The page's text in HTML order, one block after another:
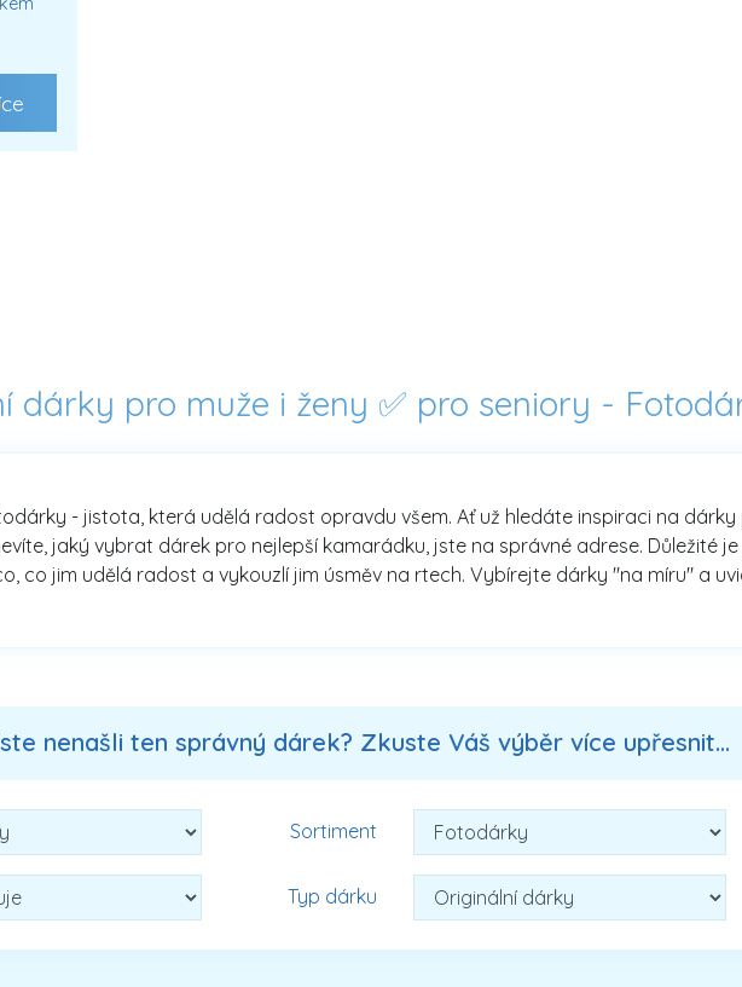
dárky pro muže i ženy ✅ pro seniory -
- jistota, která udělá radost opravdu všem. Ať už hledáte inspiraci na
jaký vybrat dárek pro nejlepší kamarádku, jste na správné adrese. Důležité
co jim udělá radost a vykouzlí jim úsměv na rtech. Vybírejte dárky "na míru" a
nenašli ten správný dárek? Zkuste Váš výběr více upřesnit...
Sortiment
Typ dárku